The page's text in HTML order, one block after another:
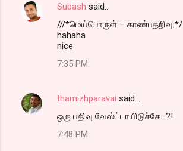
Subash said…
///*மெய்பொருள் – காண்பதறிவு.*/
hahaha
nice
7:35 PM
thamizhparavai said…
ஒரு பதிவு வேஸ்ட்டாயிடுச்சே...?!
7:48 PM